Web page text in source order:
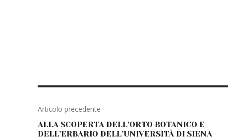
Articolo precedente
ALLA SCOPERTA DELL’ORTO BOTANICO E
DELL’ERBARIO DELL’UNIVERSITÀ DI SIENA